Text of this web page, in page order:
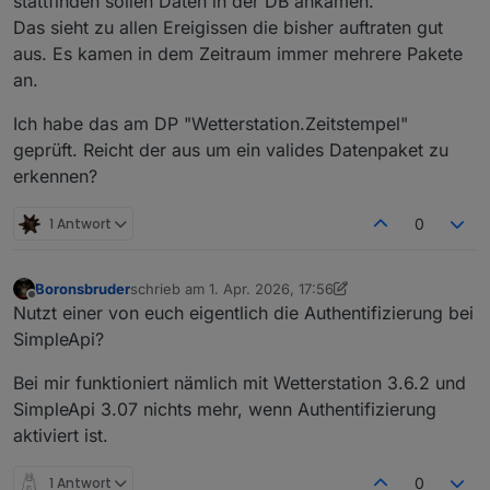
Das sieht zu allen Ereigissen die bisher auftraten gut
aus. Es kamen in dem Zeitraum immer mehrere Pakete
an.
Ich habe das am DP "Wetterstation.Zeitstempel"
geprüft. Reicht der aus um ein valides Datenpaket zu
erkennen?
1 Antwort 0
Offline
Boronsbruderschrieb am 1. Apr. 2026, 17:56
zuletzt editiert von Boronsbruder
Nutzt einer von euch eigentlich die Authentifizierung bei
SimpleApi?
Bei mir funktioniert nämlich mit Wetterstation 3.6.2 und
SimpleApi 3.07 nichts mehr, wenn Authentifizierung
aktiviert ist.
1 Antwort 0